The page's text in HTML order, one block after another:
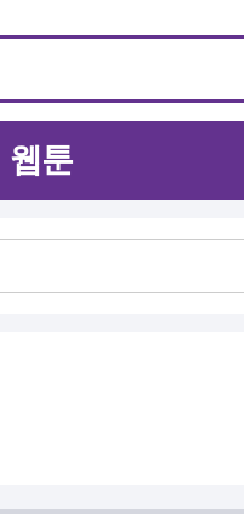
웹툰